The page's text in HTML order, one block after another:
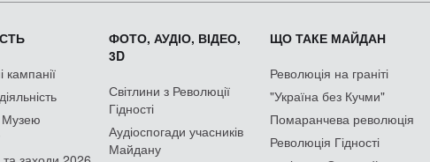
кампанії
ФОТО, АУДІО, ВІДЕО,
3D
Світлини з Революції
Гідності
Аудіоспогади учасників
Майдану
ЩО ТАКЕ МАЙДАН
Революція на граніті
"Україна без Кучми"
Помаранчева революція
Революція Гідності